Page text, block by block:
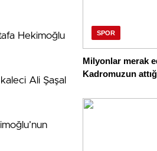
Hekimoğlu
Ali Şaşal
SPOR
Milyonlar merak
Kadromuzun